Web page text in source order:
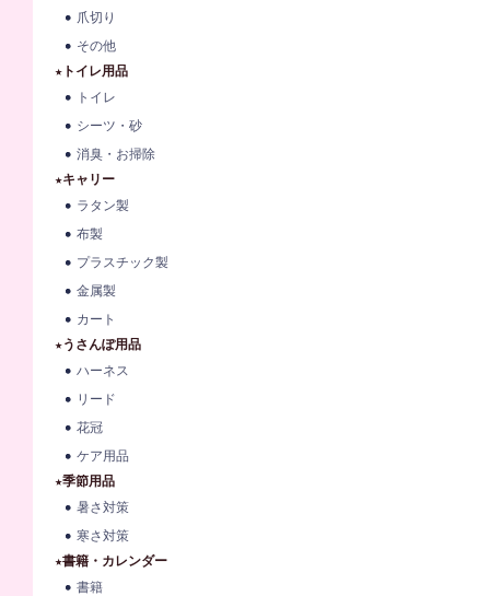
爪切り
その他
★トイレ用品
トイレ
シーツ・砂
消臭・お掃除
★キャリー
ラタン製
布製
プラスチック製
金属製
カート
★うさんぽ用品
ハーネス
リード
花冠
ケア用品
★季節用品
暑さ対策
寒さ対策
★書籍・カレンダー
書籍